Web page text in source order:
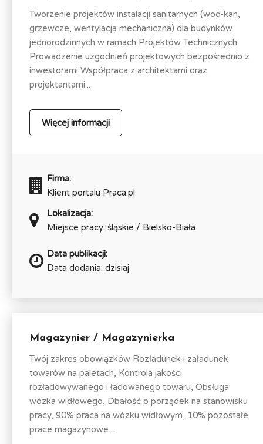
Tworzenie projektów instalacji sanitarnych (wod-kan,
grzewcze, wentylacja mechaniczna) dla budynków
jednorodzinnych w ramach Projektów Technicznych
Prowadzenie uzgodnień projektowych bezpośrednio z
inwestorami Współpraca z architektami oraz
projektantami...
Więcej informacji
Firma:
Klient portalu Praca.pl
Lokalizacja:
Miejsce pracy: śląskie / Bielsko-Biała
Data publikacji:
Data dodania: dzisiaj
Magazynier / Magazynierka
Twój zakres obowiązków Rozładunek i załadunek
towarów na paletach, Kontrola jakości
rozładowywanego i ładowanego towaru, Obsługa
wózka widłowego, Dbałość o porządek na stanowisku
pracy, 90% praca na wózku widłowym, 10% pozostałe
prace magazynowe....